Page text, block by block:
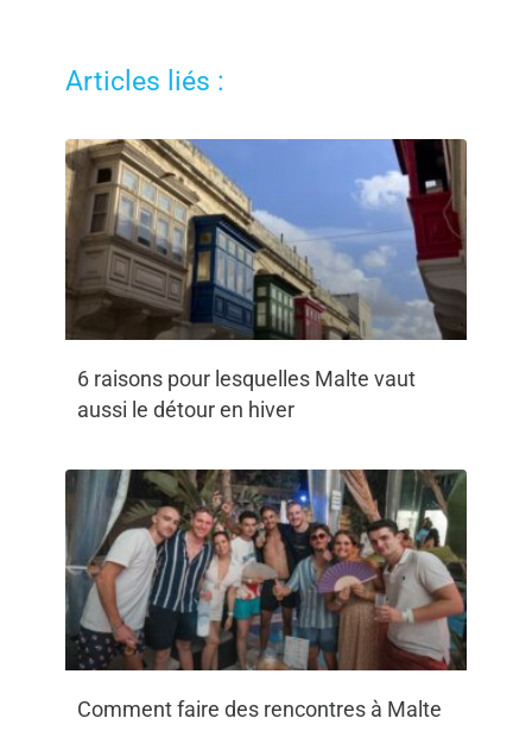
Articles liés :
6 raisons pour lesquelles Malte vaut
aussi le détour en hiver
Comment faire des rencontres à Malte